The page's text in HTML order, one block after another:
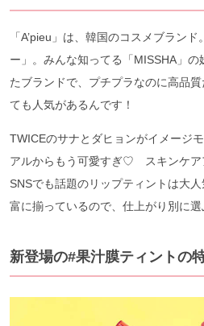
「A’pieu」は、韓国のコスメブラン
ー」。みんな知ってる「MISSHA」
たブランドで、プチプラなのに高品
ても人気があるんです！
TWICEのサナとダヒョンがイメージ
アルからもう可愛すぎ♡ スキンケア
SNSでも話題のリップティントは大
富に揃っているので、仕上がり別に選
新登場の#果汁膜ティントの